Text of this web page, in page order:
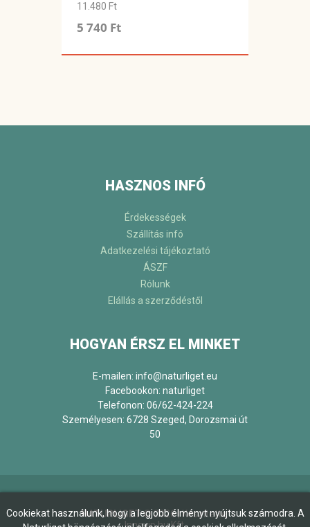
11.480 Ft
5 740 Ft
HASZNOS INFÓ
Érdekességek
Szállítás infó
Adatkezelési tájékoztató
ÁSZF
Rólunk
Elállás a szerződéstől
HOGYAN ÉRSZ EL MINKET
E-mailen: info@naturliget.eu
Facebookon: naturliget
Telefonon: 06/62-424-224
Személyesen: 6728 Szeged, Dorozsmai út
50
NATURLIGET©2026| Készítette:
Cookiekat használunk, hogy a legjobb élményt nyújtsuk számodra. A